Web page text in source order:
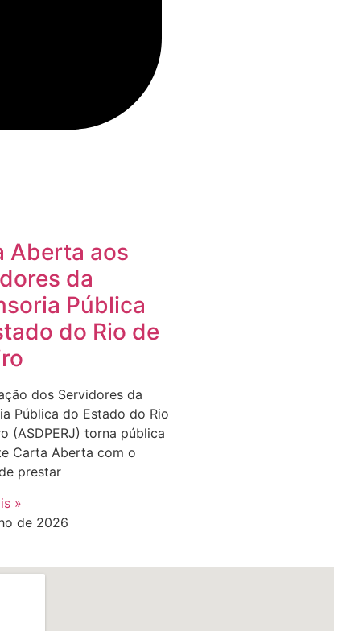
Aberta aos
da
Pública
do Rio de
dos Servidores da
Pública do Estado do Rio
(ASDPERJ) torna pública
Carta Aberta com o
prestar
»
de 2026